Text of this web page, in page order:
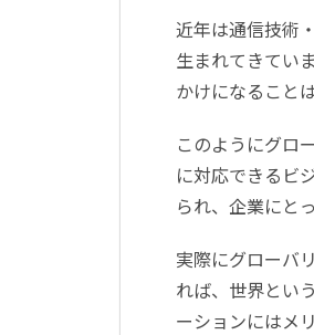
近年は通信技術
生まれてきてい
かけになること
このようにグロ
に対応できるビ
られ、企業にと
実際にグローバ
れば、世界とい
ーションにはメ